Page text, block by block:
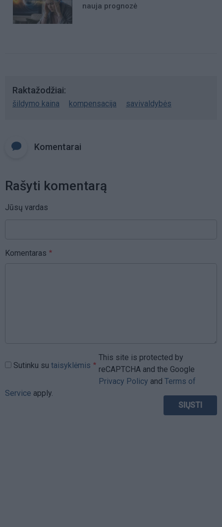
nauja prognozė
Raktažodžiai
šildymo kaina kompensacija savivaldybės
Komentarai
Rašyti komentarą
Jūsų vardas
Komentaras
Sutinku su taisyklėmis
This site is protected by
reCAPTCHA and the Google
Privacy Policy and Terms of
Service apply.